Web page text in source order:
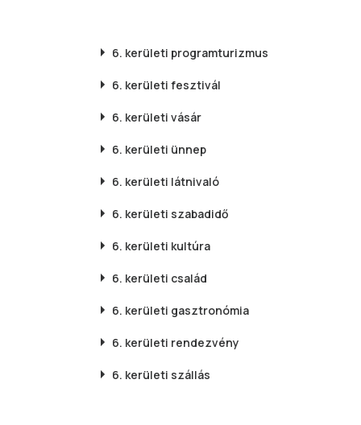
6. kerületi programturizmus
6. kerületi fesztivál
6. kerületi vásár
6. kerületi ünnep
6. kerületi látnivaló
6. kerületi szabadidő
6. kerületi kultúra
6. kerületi család
6. kerületi gasztronómia
6. kerületi rendezvény
6. kerületi szállás